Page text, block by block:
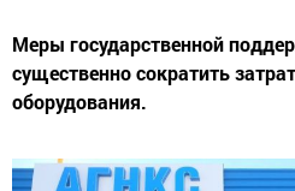
Меры государственной
существенно сократить
оборудования.